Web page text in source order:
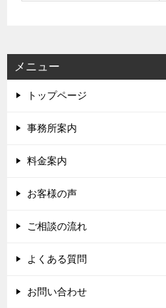
メニュー
トップページ
事務所案内
料金案内
お客様の声
ご相談の流れ
よくある質問
お問い合わせ